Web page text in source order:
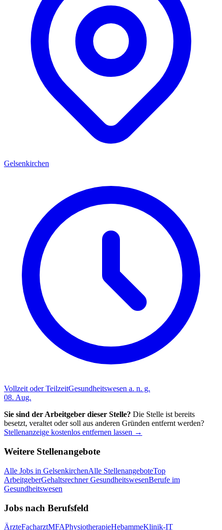
Gelsenkirchen
Vollzeit oder TeilzeitGesundheitswesen a. n. g.
08. Aug.
Sie sind der Arbeitgeber dieser Stelle? Die Stelle ist bereits
besetzt, veraltet oder soll aus anderen Gründen entfernt werden?
Stellenanzeige kostenlos entfernen lassen →
Weitere Stellenangebote
Alle Jobs in GelsenkirchenAlle StellenangeboteTop
ArbeitgeberGehaltsrechner GesundheitswesenBerufe im
Gesundheitswesen
Jobs nach Berufsfeld
ÄrzteFacharztMFAPhysiotherapieHebammeKlinik-IT